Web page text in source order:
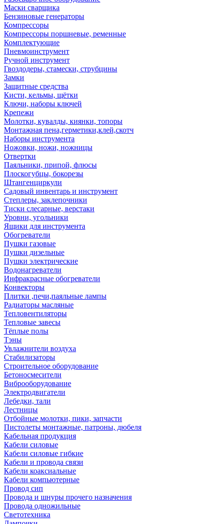
Маски сварщика
Бензиновые генераторы
Компрессоры
Компрессоры поршневые, ременные
Комплектующие
Пневмоинструмент
Ручной инструмент
Гвоздодеры, стамески, струбцины
Замки
Защитные средства
Кисти, кельмы, щётки
Ключи, наборы ключей
Крепежи
Молотки, кувалды, киянки, топоры
Монтажная пена,герметики,клей,скотч
Наборы инструмента
Ножовки, ножи, ножницы
Отвертки
Паяльники, припой, флюсы
Плоскогубцы, бокорезы
Штангенциркули
Садовый инвентарь и инструмент
Степлеры, заклепочники
Тиски слесарные, верстаки
Уровни, угольники
Ящики для инструмента
Обогреватели
Пушки газовые
Пушки дизельные
Пушки электрические
Водонагреватели
Инфракрасные обогреватели
Конвекторы
Плитки ,печи,паяльные лампы
Радиаторы масляные
Тепловентиляторы
Тепловые завесы
Тёплые полы
Тэны
Увлажнители воздуха
Стабилизаторы
Строительное оборудование
Бетоносмесители
Виброоборудование
Электродвигатели
Лебедки, тали
Лестницы
Отбойные молотки, пики, запчасти
Пистолеты монтажные, патроны, дюбеля
Кабельная продукция
Кабели силовые
Кабели силовые гибкие
Кабели и провода связи
Кабели коаксиальные
Кабели компьютерные
Провод сип
Провода и шнуры прочего назначения
Провода одножильные
Светотехника